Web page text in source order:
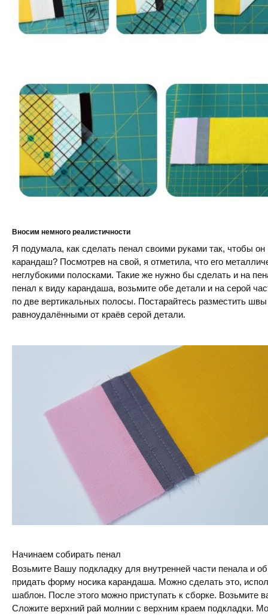
Вносим немного реалистичности
Я подумала, как сделать пенал своими руками так, чтобы
карандаш? Посмотрев на свой, я отметила, что его
неглубокими полосками. Такие же нужно бы сделать и на
пенал к виду карандаша, возьмите обе детали и на серой
по две вертикальных полосы. Постарайтесь разместить
равноудалёнными от краёв серой детали.
Начинаем собирать пенал
Возьмите Вашу подкладку для внутренней части пенала и
придать форму носика карандаша. Можно сделать это,
шаблон. После этого можно приступать к сборке. Возьмите
Сложите верхний рай молнии с верхним краем подкладки.